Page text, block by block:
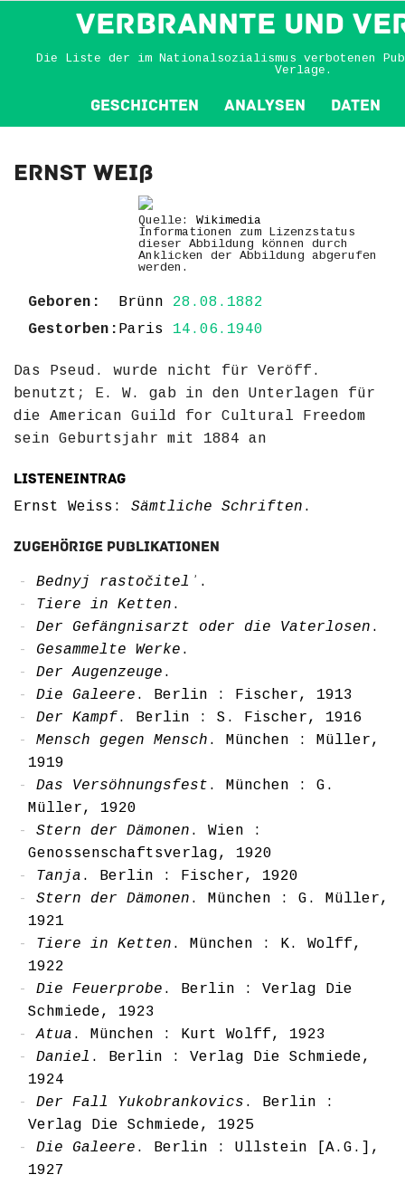
VERBRANNTE und
Die Liste der im Nationalsozialismus verbotenen
Verlage.
Geschichten Analysen Daten
Ernst Weiß
Quelle: Wikimedia
Informationen zum Lizenzstatus
dieser Abbildung können durch
Anklicken der Abbildung abgerufen
werden.
Geboren: Brünn 28.08.1882
Gestorben: Paris 14.06.1940
Das Pseud. wurde nicht für Veröff.
benutzt; E. W. gab in den Unterlagen für
die American Guild for Cultural Freedom
sein Geburtsjahr mit 1884 an
Listeneintrag
Ernst Weiss: Sämtliche Schriften .
Zugehörige Publikationen
Bednyj rastočitelʾ .
Tiere in Ketten .
Der Gefängnisarzt oder die Vaterlosen .
Gesammelte Werke .
Der Augenzeuge .
Die Galeere . Berlin : Fischer, 1913
Der Kampf. Berlin : S. Fischer, 1916
Mensch gegen Mensch . München : Müller,
1919
Das Versöhnungsfest . München : G.
Müller, 1920
Stern der Dämonen . Wien :
Genossenschaftsverlag, 1920
Tanja . Berlin : Fischer, 1920
Stern der Dämonen . München : G. Müller,
1921
Tiere in Ketten . München : K. Wolff,
1922
Die Feuerprobe . Berlin : Verlag Die
Schmiede, 1923
Atua . München : Kurt Wolff, 1923
Daniel . Berlin : Verlag Die Schmiede,
1924
Der Fall Yukobrankovics . Berlin :
Verlag Die Schmiede, 1925
Die Galeere . Berlin : Ullstein [A.G.],
1927